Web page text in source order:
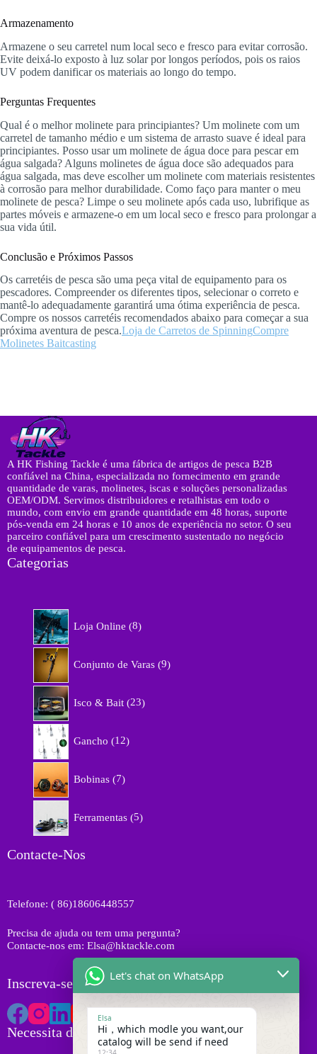
Armazenamento
Armazene o seu carretel num local seco e fresco para evitar corrosão.
Evite deixá-lo exposto à luz solar por longos períodos, pois os raios
UV podem danificar os materiais ao longo do tempo.
Perguntas Frequentes
Qual é o melhor molinete para principiantes? Um molinete com um
carretel de tamanho médio e um sistema de arrasto suave é ideal para
principiantes. Posso usar um molinete de água doce para pescar em
água salgada? Alguns molinetes de água doce são adequados para
água salgada, mas deve escolher um molinete com materiais resistentes
à corrosão para melhor durabilidade. Como faço para manter o meu
molinete de pesca? Limpe o seu molinete após cada uso, lubrifique as
partes móveis e armazene-o em um local seco e fresco para prolongar a
sua vida útil.
Conclusão e Próximos Passos
Os carretéis de pesca são uma peça vital de equipamento para os
pescadores. Compreender os diferentes tipos, selecionar o correto e
mantê-lo adequadamente garantirá uma ótima experiência de pesca.
Compre os nossos carretéis recomendados abaixo para começar a sua
próxima aventura de pesca.Loja de Carretos de SpinningCompre
Molinetes Baitcasting
A HK Fishing Tackle é uma fábrica de artigos de pesca B2B
confiável na China, especializada no fornecimento em grande
quantidade de varas, molinetes, iscas e soluções personalizadas
OEM/ODM. Servimos distribuidores e retalhistas em todo o
mundo, com envio em grande quantidade em 48 horas, suporte
pós-venda em 24 horas e 10 anos de experiência no setor. O seu
parceiro confiável para um crescimento sustentado no negócio
de equipamentos de pesca.
Categorias
Loja Online 8p
o
t
Conjunto de Varas 9p
Isco & Bait 233
o
s
Gancho 122
u
Bobinas 7p
o
Ferramentas 5p
Contacte-Nos
Telefone: ( 86)18606448557
Precisa de ajuda ou tem uma pergunta?
Contacte-nos em: Elsa@hktackle.com
Inscreva-se na HK Tackle
Necessita de Orçamento
Let's chat on WhatsApp
Elsa
Hi，which modle you want,our
catalog will be send if need